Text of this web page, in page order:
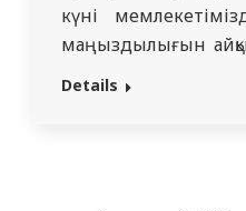
күні
маңыздылығын
өтеді. Мерекенің
Details